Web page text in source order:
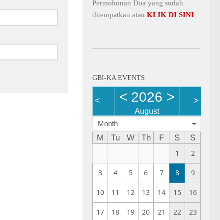
Permohonan Doa yang sudah
ditempatkan atau KLIK DI SINI
GBI-KA EVENTS
< < 2026 >
August
>
Month
M Tu W Th F S
S
1
2
3 4 5 6 7 8 9
10 11 12 13 14 15 16
17 18 19 20 21 22 23